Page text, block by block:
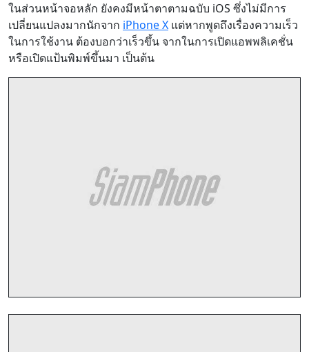
ในส่วนหน้าจอหลัก ยังคงมีหน้าตาตามฉบับ iOS ซึ่งไม่มีการ
เปลี่ยนแปลงมากนักจาก iPhone X แต่หากพูดถึงเรื่องความเร็ว
ในการใช้งาน ต้องบอกว่าเร็วขึ้น จากในการเปิดแอพพลิเคชั่น
หรือเปิดแป้นพิมพ์ขึ้นมา เป็นต้น